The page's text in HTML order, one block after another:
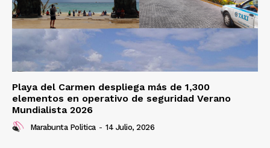
Playa del Carmen despliega más de 1,300
elementos en operativo de seguridad Verano
Mundialista 2026
Marabunta Politica - 14 Julio, 2026